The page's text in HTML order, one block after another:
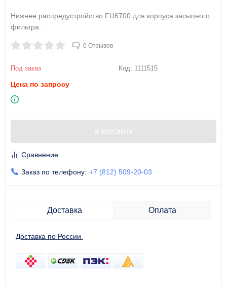
Нижнее распредустройство FU6700 для корпуса засыпного
фильтра.
0 Отзывов
Под заказ Код: 1111515
Цена по запросу
В КОРЗИНУ
Сравнение
Заказ по телефону: +7 (812) 509-20-03
Доставка Оплата
Доставка по России